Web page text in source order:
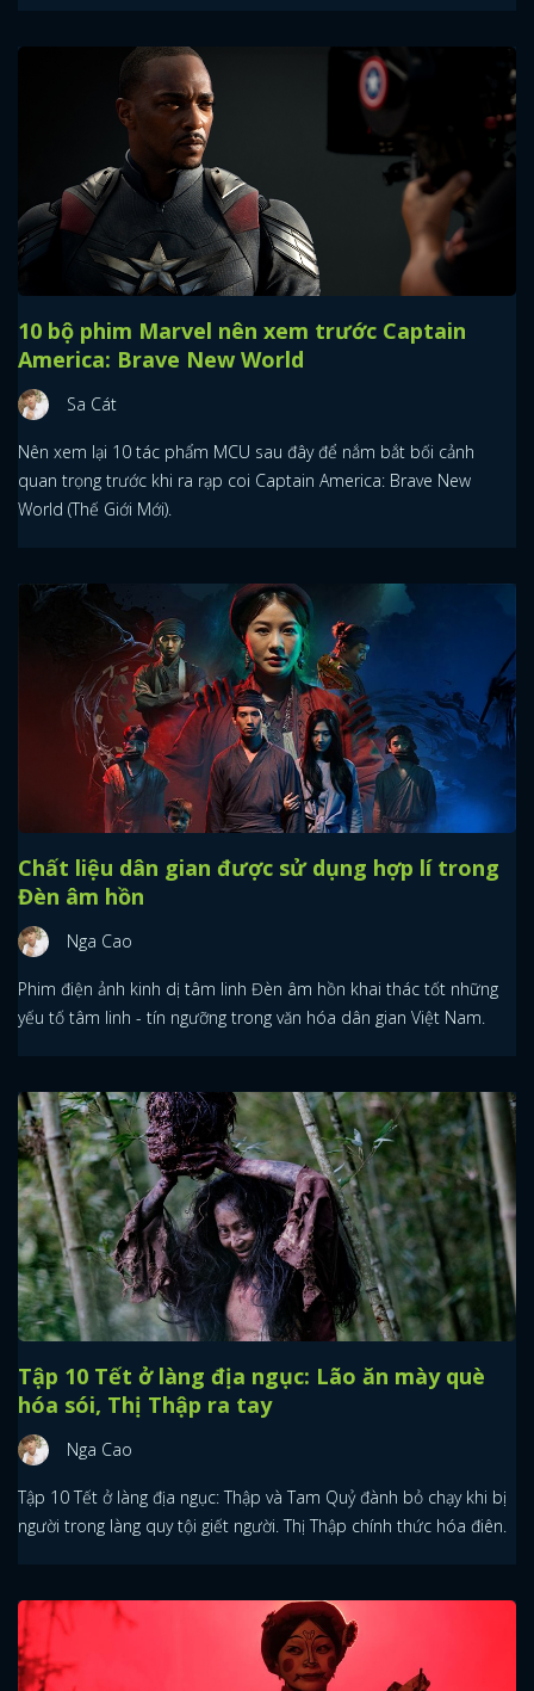
10 bộ phim Marvel nên xem trước Captain
America: Brave New World
Sa Cát
Nên xem lại 10 tác phẩm MCU sau đây để nắm bắt bối cảnh
quan trọng trước khi ra rạp coi Captain America: Brave New
World (Thế Giới Mới).
Chất liệu dân gian được sử dụng hợp lí trong
Đèn âm hồn
Nga Cao
Phim điện ảnh kinh dị tâm linh Đèn âm hồn khai thác tốt những
yếu tố tâm linh - tín ngưỡng trong văn hóa dân gian Việt Nam.
Tập 10 Tết ở làng địa ngục: Lão ăn mày què
hóa sói, Thị Thập ra tay
Nga Cao
Tập 10 Tết ở làng địa ngục: Thập và Tam Quỷ đành bỏ chạy khi bị
người trong làng quy tội giết người. Thị Thập chính thức hóa điên.